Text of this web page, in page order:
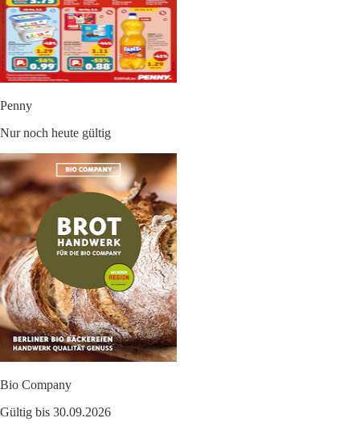
Penny
Nur noch heute gültig
Bio Company
Gültig bis 30.09.2026